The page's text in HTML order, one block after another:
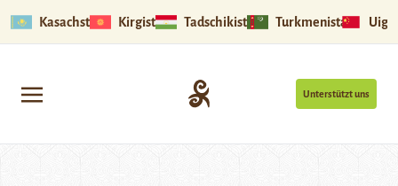
Kasachstan Kirgistan Tadschikistan Turkmenistan
Unterstützt uns